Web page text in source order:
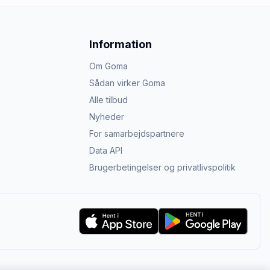
Information
Om Goma
Sådan virker Goma
Alle tilbud
Nyheder
For samarbejdspartnere
Data API
Brugerbetingelser og privatlivspolitik